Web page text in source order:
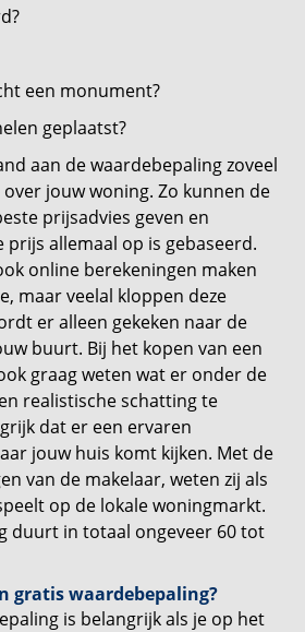
een monument?
geplaatst?
aan de waardebepaling zoveel
jouw woning. Zo kunnen de
prijsadvies geven en
prijs allemaal op is gebaseerd.
online berekeningen maken
maar veelal kloppen deze
er alleen gekeken naar de
buurt. Bij het kopen van een
graag weten wat er onder de
realistische schatting te
dat er een ervaren
jouw huis komt kijken. Met de
van de makelaar, weten zij als
op de lokale woningmarkt.
duurt in totaal ongeveer 60 tot
gratis waardebepaling?
is belangrijk als je op het